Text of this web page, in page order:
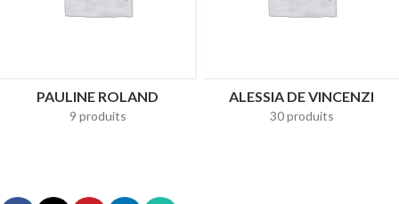
PAULINE ROLAND
9 produits
ALESSIA DE VINCENZI
30 produits